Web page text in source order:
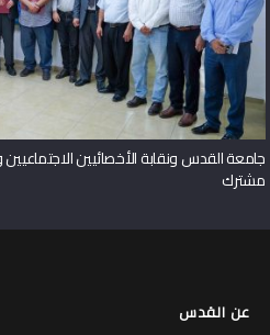
جامعة القدس ونقابة الأخصائيين
مشترك
عن القدس